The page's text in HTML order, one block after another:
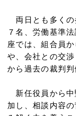
両日とも多くの
７名、労働基準
座では、組合員
や、会社との交
から過去の裁判
新任役員から中
加し、相談内容